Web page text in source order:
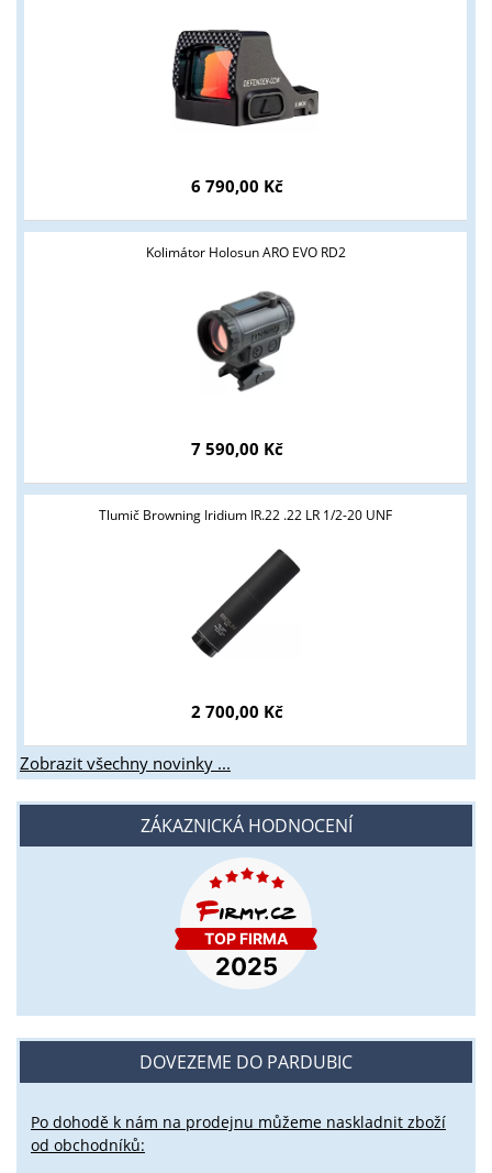
6 790,00 Kč
Kolimátor Holosun ARO EVO RD2
7 590,00 Kč
Tlumič Browning Iridium IR.22 .22 LR 1/2-20 UNF
2 700,00 Kč
Zobrazit všechny novinky ...
ZÁKAZNICKÁ HODNOCENÍ
DOVEZEME DO PARDUBIC
Po dohodě k nám na prodejnu můžeme naskladnit zboží
od obchodníků:
ANO NE